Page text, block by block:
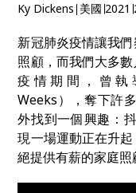
Ky Dickens∣美國
新冠肺炎疫情讓我
照顧，而我們大多
疫情期間，曾執
Weeks），奪下許
外找到一個興趣：
現一場運動正在升
絕提供有薪的家庭照